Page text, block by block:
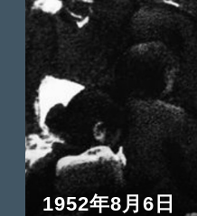
1952年8月6日